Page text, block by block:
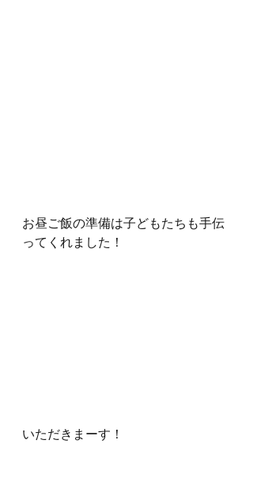
お昼ご飯の準備は子どもたちも手伝
ってくれました！
いただきまーす！